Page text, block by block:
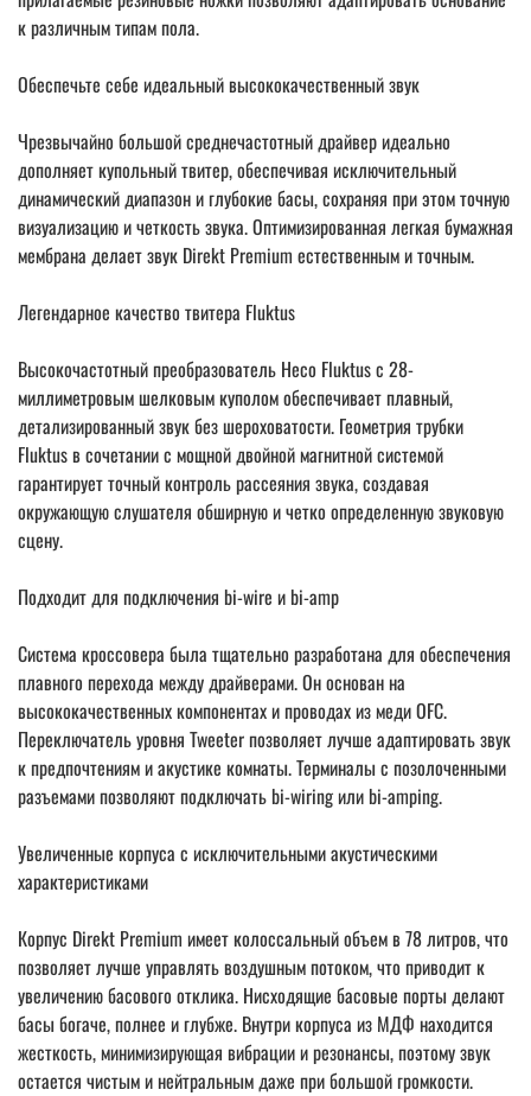
к различным типам пола.
Обеспечьте себе идеальный высококачественный звук
Чрезвычайно большой среднечастотный драйвер идеально
дополняет купольный твитер, обеспечивая исключительный
динамический диапазон и глубокие басы, сохраняя при этом точную
визуализацию и четкость звука. Оптимизированная легкая бумажная
мембрана делает звук Direkt Premium естественным и точным.
Легендарное качество твитера Fluktus
Высокочастотный преобразователь Heco Fluktus с 28-
миллиметровым шелковым куполом обеспечивает плавный,
детализированный звук без шероховатости. Геометрия трубки
Fluktus в сочетании с мощной двойной магнитной системой
гарантирует точный контроль рассеяния звука, создавая
окружающую слушателя обширную и четко определенную звуковую
сцену.
Подходит для подключения bi-wire и bi-amp
Система кроссовера была тщательно разработана для обеспечения
плавного перехода между драйверами. Он основан на
высококачественных компонентах и проводах из меди OFC.
Переключатель уровня Tweeter позволяет лучше адаптировать звук
к предпочтениям и акустике комнаты. Терминалы с позолоченными
разъемами позволяют подключать bi-wiring или bi-amping.
Увеличенные корпуса с исключительными акустическими
характеристиками
Корпус Direkt Premium имеет колоссальный объем в 78 литров, что
позволяет лучше управлять воздушным потоком, что приводит к
увеличению басового отклика. Нисходящие басовые порты делают
басы богаче, полнее и глубже. Внутри корпуса из МДФ находится
жесткость, минимизирующая вибрации и резонансы, поэтому звук
остается чистым и нейтральным даже при большой громкости.